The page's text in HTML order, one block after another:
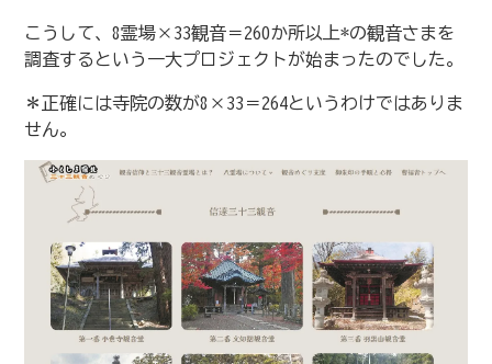
こうして、8霊場×33観音＝260か所以上*の観音さまを
調査するという一大プロジェクトが始まったのでした。
＊正確には寺院の数が8×33＝264というわけではありま
せん。